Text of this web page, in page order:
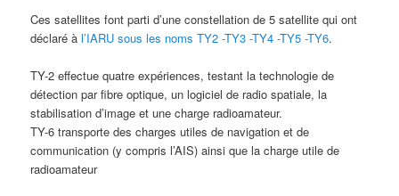
Ces satellites font parti d’une constellation de 5 satellite qui ont
déclaré àl’IARU sous les noms TY2 -TY3 -TY4 -TY5 -TY6.
TY-2 effectue quatre expériences, testant la technologie de
détection par fibre optique, un logiciel de radio spatiale, la
stabilisation d’image et une charge radioamateur.
TY-6 transporte des charges utiles de navigation et de
communication (y compris l’AIS) ainsi que la charge utile de
radioamateur